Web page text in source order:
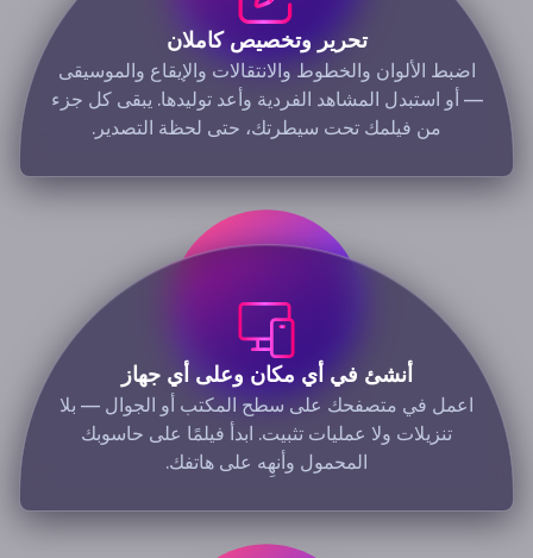
تحرير وتخصيص كاملان
اضبط الألوان والخطوط والانتقالات والإيقاع والموسيقى
— أو استبدل المشاهد الفردية وأعد توليدها. يبقى كل جزء
من فيلمك تحت سيطرتك، حتى لحظة التصدير.
أنشئ في أي مكان وعلى أي جهاز
اعمل في متصفحك على سطح المكتب أو الجوال — بلا
تنزيلات ولا عمليات تثبيت. ابدأ فيلمًا على حاسوبك
المحمول وأنهِه على هاتفك.